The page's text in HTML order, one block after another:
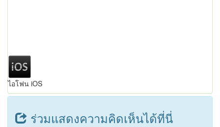
ไอโฟน iOS
ร่วมแสดงความคิดเห็นได้ที่นี่